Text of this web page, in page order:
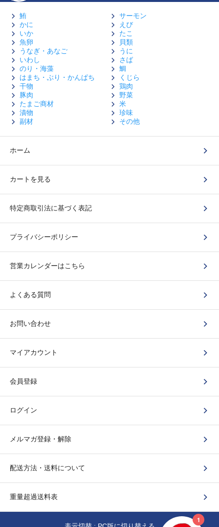
鮪
サーモン
かに
えび
いか
たこ
魚卵
貝類
うなぎ・あなご
うに
いわし
さば
のり・海藻
鯛
はまち・ぶり・かんぱち
くじら
干物
鶏肉
豚肉
野菜
たまご商材
米
漬物
珍味
副材
その他
ホーム
カートを見る
特定商取引法に基づく表記
プライバシーポリシー
営業カレンダーはこちら
よくある質問
お問い合わせ
マイアカウント
会員登録
ログイン
メルマガ登録・解除
配送方法・送料について
重量超過送料表